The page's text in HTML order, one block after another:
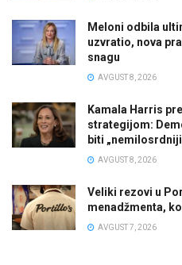
Meloni odbila
uzvratio, nova
snagu
AVGUST 8, 2026
Kamala Harris
strategijom:
biti
AVGUST 8, 2026
Veliki rezovi u
menadžmenta,
AVGUST 7, 2026